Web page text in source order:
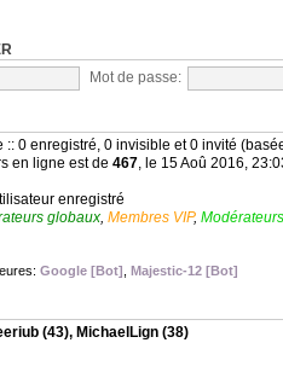
Mot de passe:
0 enregistré, 0 invisible et 0 invité
en ligne est de 467, le 15 Aoû 2016,
enregistré
globaux, Membres VIP,
Google [Bot] Majestic-12 [Bot]
(43), MichaelLign(38)